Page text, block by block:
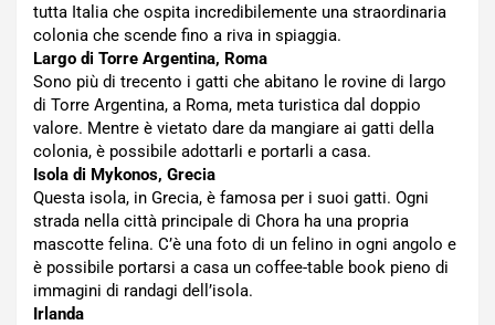
tutta Italia che ospita incredibilemente una straordinaria
colonia che scende fino a riva in spiaggia.
Largo di Torre Argentina, Roma
Sono più di trecento i gatti che abitano le rovine di largo
di Torre Argentina, a Roma, meta turistica dal doppio
valore. Mentre è vietato dare da mangiare ai gatti della
colonia, è possibile adottarli e portarli a casa.
Isola di Mykonos, Grecia
Questa isola, in Grecia, è famosa per i suoi gatti. Ogni
strada nella città principale di Chora ha una propria
mascotte felina. C’è una foto di un felino in ogni angolo e
è possibile portarsi a casa un coffee-table book pieno di
immagini di randagi dell’isola.
Irlanda